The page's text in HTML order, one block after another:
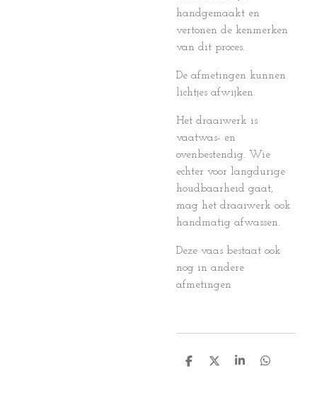
handgemaakt en
vertonen de kenmerken
van dit proces.
De afmetingen kunnen
lichtjes afwijken.
Het draaiwerk is
vaatwas- en
ovenbestendig. Wie
echter voor langdurige
houdbaarheid gaat,
mag het draaiwerk ook
handmatig afwassen.
Deze vaas bestaat ook
nog in andere
afmetingen
D
D
S
D